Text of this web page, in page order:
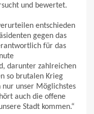
und bewertet.
entschieden
gegen das
für das
darunter zahlreichen
so brutalen Krieg
nur unser Möglichstes
auch die offene
Stadt kommen.“